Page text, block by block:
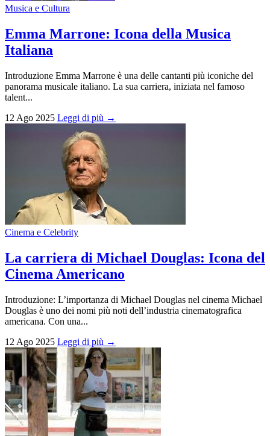
Musica e Cultura
Emma Marrone: Icona della Musica
Italiana
Introduzione Emma Marrone è una delle cantanti più iconiche del
panorama musicale italiano. La sua carriera, iniziata nel famoso
talent...
12 Ago 2025 Leggi di più →
Cinema e Celebrity
La carriera di Michael Douglas: Icona del
Cinema Americano
Introduzione: L’importanza di Michael Douglas nel cinema Michael
Douglas è uno dei nomi più noti dell’industria cinematografica
americana. Con una...
12 Ago 2025 Leggi di più →